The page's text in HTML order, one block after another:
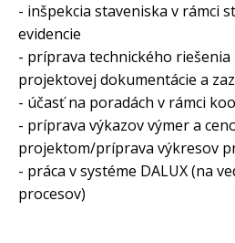
- inšpekcia staveniska v rámci
evidencie
- príprava technického
projektovej dokumentácie a
- účasť na poradách v rámci
- príprava výkazov výmer a
projektom/príprava výkresov
- práca v systéme DALUX (na
procesov)